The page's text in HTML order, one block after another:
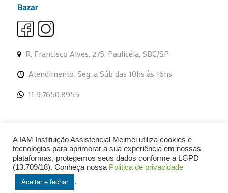
Bazar
R. Francisco Alves, 275, Paulicéia, SBC/SP
Atendimento: Seg. a Sáb das 10hs às 16hs
11 9.7650.8955
© Razão social: IAM - Instituição Assistencial Meimei | CNPJ:
51.127.835/0001-48
Feito com
mude publicidade
A IAM Instituição Assistencial Meimei utiliza cookies e
tecnologias para aprimorar a sua experiência em nossas
plataformas, protegemos seus dados conforme a LGPD
(13.709/18). Conheça nossa Politica de privacidade
Aceitar e fechar .